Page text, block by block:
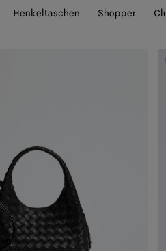
Henkeltaschen Shopper